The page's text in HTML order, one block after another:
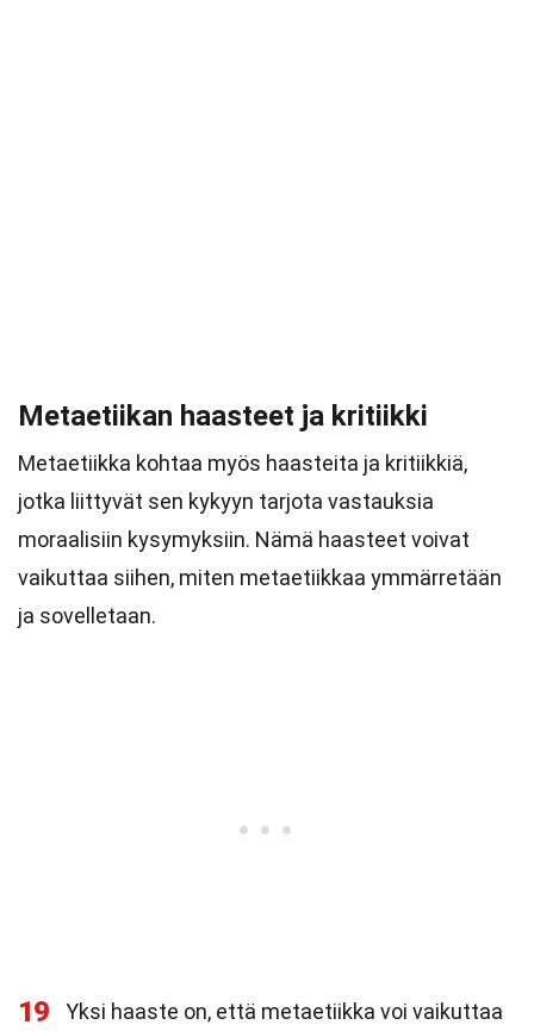
Metaetiikan haasteet ja kritiikki
Metaetiikka kohtaa myös haasteita ja kritiikkiä,
jotka liittyvät sen kykyyn tarjota vastauksia
moraalisiin kysymyksiin. Nämä haasteet voivat
vaikuttaa siihen, miten metaetiikkaa ymmärretään
ja sovelletaan.
19
Yksi haaste on, että metaetiikka voi vaikuttaa